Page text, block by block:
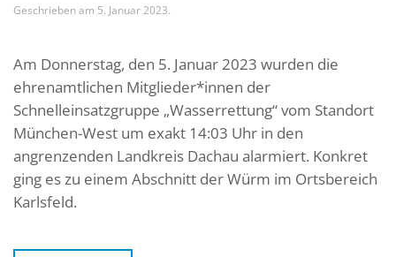
Geschrieben am 5. Januar 2023.
Am Donnerstag, den 5. Januar 2023 wurden die
ehrenamtlichen Mitglieder*innen der
Schnelleinsatzgruppe „Wasserrettung“ vom Standort
München-West um exakt 14:03 Uhr in den
angrenzenden Landkreis Dachau alarmiert. Konkret
ging es zu einem Abschnitt der Würm im Ortsbereich
Karlsfeld.